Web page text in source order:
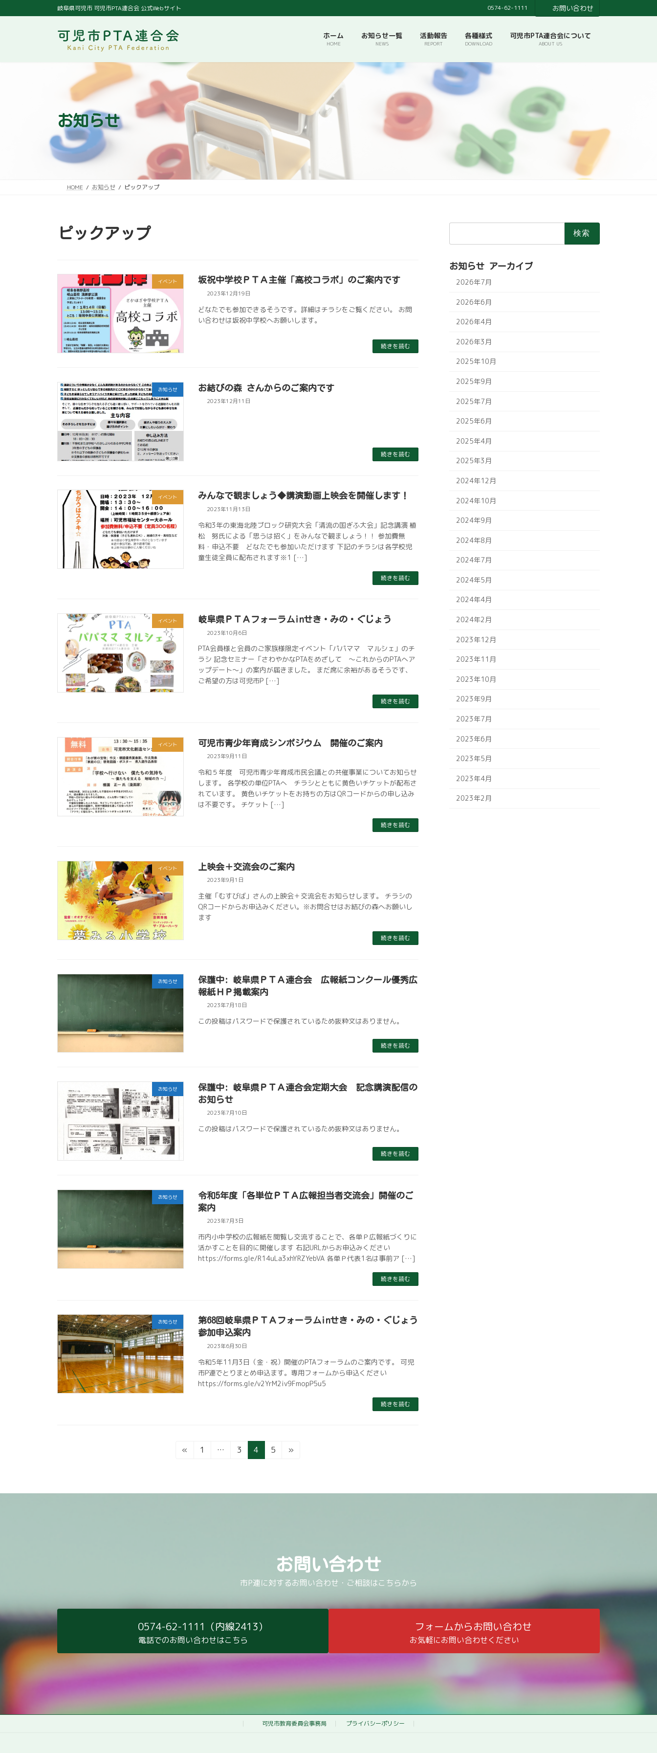
ン
ビ
岐阜県可児市 可児市PTA連合会 公式Webサイト 0574-62-1111 お問い合わせ
ホーム
HOME
お知らせ一覧
NEWS
活動報告
REPORT
各種様式
DOWNLOAD
可児市PTA連合会について
ABOUT US
お知らせ
HOME お知らせ ピックアップ
ピックアップ
イベント 坂祝中学校ＰＴＡ主催「高校コラボ」のご案内です
2023年12月19日
どなたでも参加できるそうです。詳細はチラシをご覧ください。 お問
い合わせは坂祝中学校へお願いします。
続きを読む
お知らせ お結びの森 さんからのご案内です
2023年12月11日
続きを読む
イベント みんなで観ましょう◆講演動画上映会を開催します！
2023年11月13日
令和3年の東海北陸ブロック研究大会「清流の国ぎふ大会」記念講演 植
松 努氏による「思うは招く」をみんなで観ましょう！！ 参加費無
料・申込不要 どなたでも参加いただけます 下記のチラシは各学校児
童生徒全員に配布されます※1 […]
続きを読む
イベント 岐阜県ＰＴＡフォーラムinせき・みの・ぐじょう
2023年10月6日
PTA会員様と会員のご家族様限定イベント「パパママ マルシェ」のチ
ラシ 記念セミナー「さわやかなPTAをめざして ～これからのPTAへア
ップデート～」の案内が届きました。 まだ席に余裕があるそうです、
ご希望の方は可児市P […]
続きを読む
イベント 可児市青少年育成シンポジウム 開催のご案内
2023年9月11日
令和５年度 可児市青少年育成市民会議との共催事業についてお知らせ
します。 各学校の単位PTAへ チラシとともに黄色いチケットが配布さ
れています。 黄色いチケットをお持ちの方はQRコードからの申し込み
は不要です。 チケット […]
続きを読む
イベント 上映会＋交流会のご案内
2023年9月1日
主催「むすびば」さんの上映会＋交流会をお知らせします。 チラシの
QRコードからお申込みください。※お問合せはお結びの森へお願いし
ます
続きを読む
お知らせ
保護中: 岐阜県ＰＴＡ連合会 広報紙コンクール優秀広
報紙ＨＰ掲載案内
2023年7月18日
この投稿はパスワードで保護されているため抜粋文はありません。
続きを読む
お知らせ
保護中: 岐阜県ＰＴＡ連合会定期大会 記念講演配信の
お知らせ
2023年7月10日
この投稿はパスワードで保護されているため抜粋文はありません。
続きを読む
お知らせ
令和5年度「各単位ＰＴＡ広報担当者交流会」開催のご
案内
2023年7月3日
市内小中学校の広報紙を閲覧し交流することで、各単Ｐ広報紙づくりに
活かすことを目的に開催します 右記URLからお申込みください
https://forms.gle/R14uLa3xhYRZYebVA 各単Ｐ代表1名は事前ア […]
続きを読む
お知らせ
第68回岐阜県ＰＴＡフォーラムinせき・みの・ぐじょう
参加申込案内
2023年6月30日
令和5年11月3日（金・祝）開催のPTAフォーラムのご案内です。 可児
市P連でとりまとめ申込ます。専用フォームから申込ください
https://forms.gle/v2YrM2iv9FmopP5u5
続きを読む
«
固
ジ
1 …
固
ジ
3
固
定
ジ
4
固
ジ
5 »
検
お知らせ アーカイブ
2026年7月
2026年6月
2026年4月
2026年3月
2025年10月
2025年9月
2025年7月
2025年6月
2025年4月
2025年3月
2024年12月
2024年10月
2024年9月
2024年8月
2024年7月
2024年5月
2024年4月
2024年2月
2023年12月
2023年11月
2023年10月
2023年9月
2023年7月
2023年6月
2023年5月
2023年4月
2023年2月
お問い合わせ
市P連に対するお問い合わせ・ご相談はこちらから
0574-62-1111（内線2413）
電話でのお問い合わせはこちら
フォームからお問い合わせ
お気軽にお問い合わせください
可児市教育委員会事務局 プライバシーポリシー